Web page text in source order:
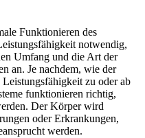
Funktionieren des
notwendig,
Umfang und die Art der
an. Je nachdem, wie der
zu oder ab
funktionieren richtig,
Der Körper wird
oder Erkrankungen,
werden.